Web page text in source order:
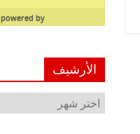
powered by
الأرشيف
الأرشيف